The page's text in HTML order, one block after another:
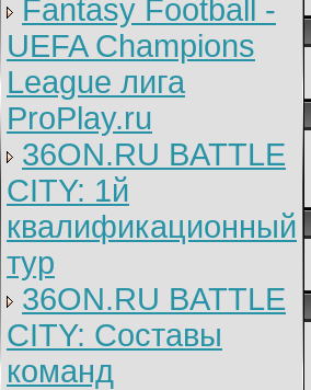
Fantasy Football -
UEFA Champions
League лига
ProPlay.ru
36ON.RU BATTLE
CITY: 1й
квалификационный
тур
36ON.RU BATTLE
CITY: Составы
команд